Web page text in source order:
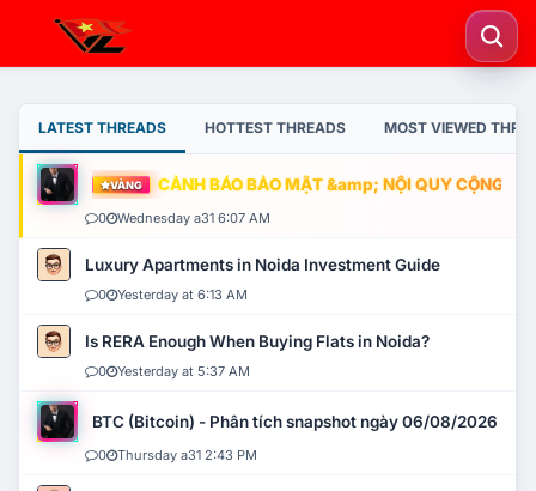
LATEST THREADS HOTTEST THREADS MOST VIEWED
VÀNG CẢNH BÁO BẢO MẬT &amp; NỘI QUY CỘNG
0 Wednesday a31 6:07 AM
Luxury Apartments in Noida Investment Guide
0 Yesterday at 6:13 AM
Is RERA Enough When Buying Flats in Noida?
0 Yesterday at 5:37 AM
BTC (Bitcoin) - Phân tích snapshot ngày 06/08/2026
0 Thursday a31 2:43 PM